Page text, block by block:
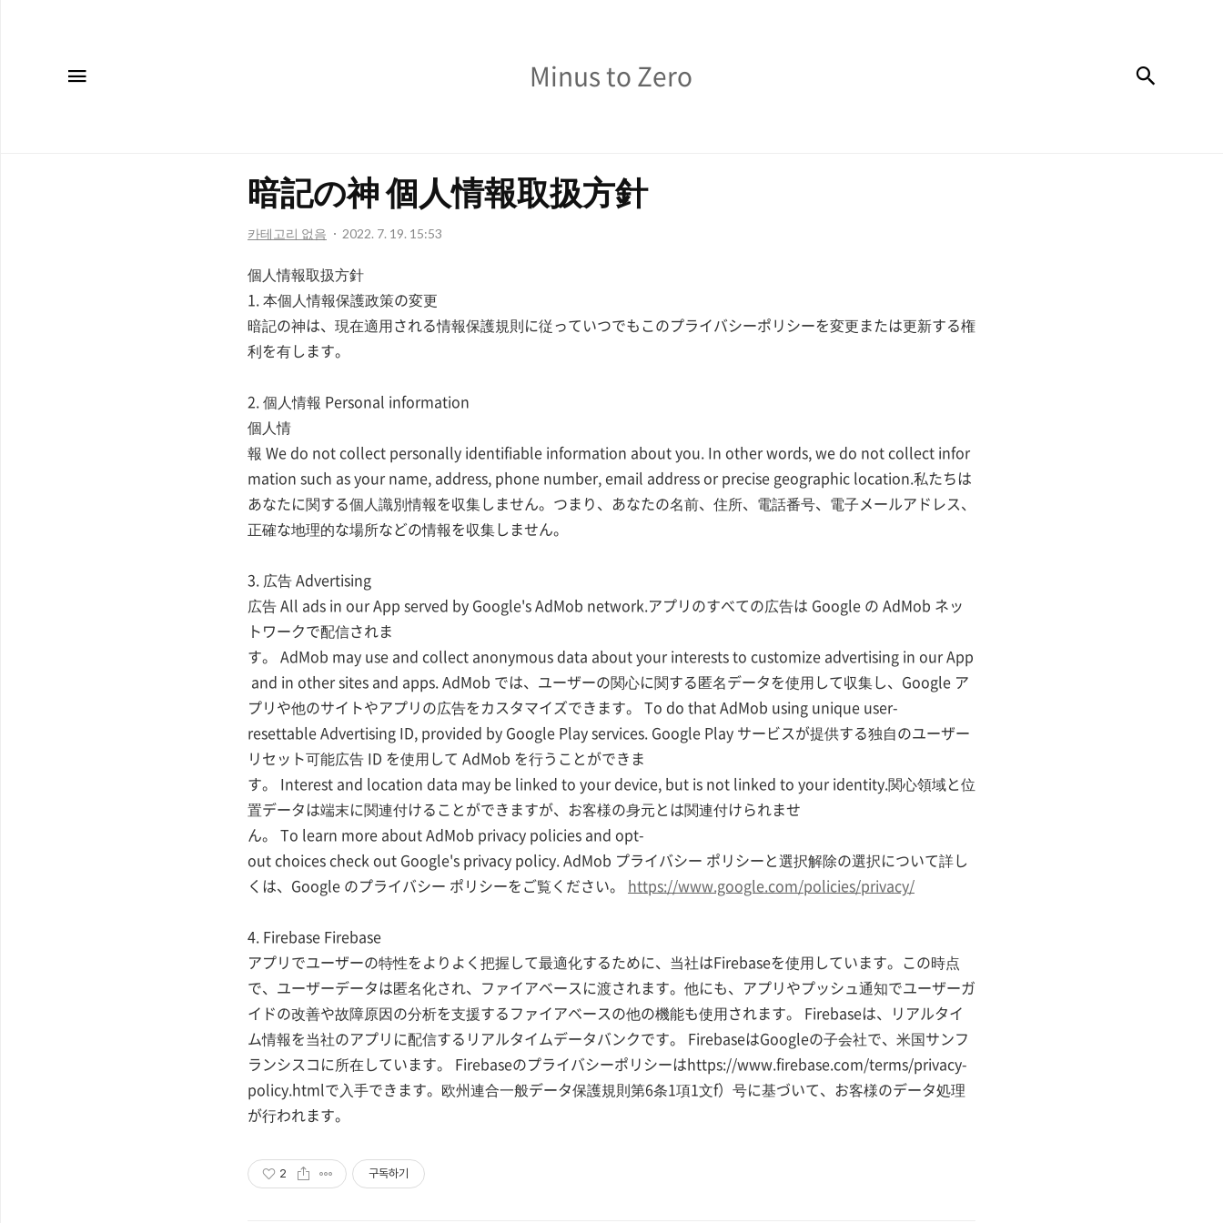
Minus
to
Minus to Zero
暗記の神 個人情報取扱方針
카테고리 없음 2022. 7. 19. 15:53
個人情報取扱方針
1. 本個人情報保護政策の変更
暗記の神は、現在適用される情報保護規則に従っていつでもこのプライバシーポリシーを変更または更新する権
利を有します。
2. 個人情報 Personal information
個人情
報 We do not collect personally identifiable information about you. In other words, we do not collect infor
mation such as your name, address, phone number, email address or precise geographic location.私たちは
あなたに関する個人識別情報を収集しません。つまり、あなたの名前、住所、電話番号、電子メールアドレス、
正確な地理的な場所などの情報を収集しません。
3. 広告 Advertising
広告 All ads in our App served by Google's AdMob network.アプリのすべての広告は Google の AdMob ネッ
トワークで配信されま
す。 AdMob may use and collect anonymous data about your interests to customize advertising in our App
and in other sites and apps. AdMob では、ユーザーの関心に関する匿名データを使用して収集し、Google ア
プリや他のサイトやアプリの広告をカスタマイズできます。 To do that AdMob using unique user-
resettable Advertising ID, provided by Google Play services. Google Play サービスが提供する独自のユーザー
リセット可能広告 ID を使用して AdMob を行うことができま
す。 Interest and location data may be linked to your device, but is not linked to your identity.関心領域と位
置データは端末に関連付けることができますが、お客様の身元とは関連付けられませ
ん。 To learn more about AdMob privacy policies and opt-
out choices check out Google's privacy policy. AdMob プライバシー ポリシーと選択解除の選択について詳し
くは、Google のプライバシー ポリシーをご覧ください。 https://www.google.com/policies/privacy/
4. Firebase Firebase
アプリでユーザーの特性をよりよく把握して最適化するために、当社はFirebaseを使用しています。この時点
で、ユーザーデータは匿名化され、ファイアベースに渡されます。他にも、アプリやプッシュ通知でユーザーガ
イドの改善や故障原因の分析を支援するファイアベースの他の機能も使用されます。 Firebaseは、リアルタイ
ム情報を当社のアプリに配信するリアルタイムデータバンクです。 FirebaseはGoogleの子会社で、米国サンフ
ランシスコに所在しています。 Firebaseのプライバシーポリシーはhttps://www.firebase.com/terms/privacy-
policy.htmlで入手できます。欧州連合一般データ保護規則第6条1項1文f）号に基づいて、お客様のデータ処理
が行われます。
2 구독하기